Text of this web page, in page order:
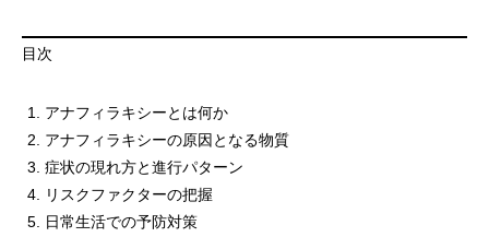
目次
アナフィラキシーとは何か
アナフィラキシーの原因となる物質
症状の現れ方と進行パターン
リスクファクターの把握
日常生活での予防対策